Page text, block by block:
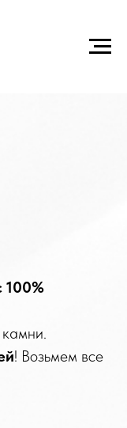
100%
! Возьмем все